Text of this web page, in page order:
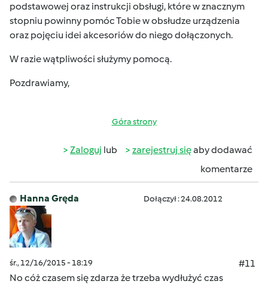
podstawowej oraz instrukcji obsługi, które w znacznym
stopniu powinny pomóc Tobie w obsłudze urządzenia
oraz pojęciu idei akcesoriów do niego dołączonych.
W razie wątpliwości służymy pomocą.
Pozdrawiamy,
Góra strony
Zaloguj lub zarejestruj sięaby dodawać
komentarze
Hanna Gręda Dołączył : 24.08.2012
śr., 12/16/2015 - 18:19
#11
No cóż czasem się zdarza że trzeba wydłużyć czas